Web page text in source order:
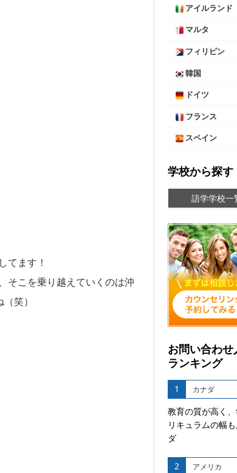
てます！
そこを乗り越えていくのは沖
笑）
アイルランド
マルタ
フィリピン
韓国
ドイツ
フランス
スペイン
学校から探す
語学学校一
お問い合わせ
ランキング
1 カナダ
教育の質が高く
リキュラムの幅
ダ
2 アメリカ